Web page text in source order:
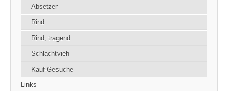
Absetzer
Rind
Rind, tragend
Schlachtvieh
Kauf-Gesuche
Links